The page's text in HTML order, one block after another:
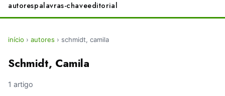
autorespalavras-chaveeditorial
início › autores › schmidt, camila
Schmidt, Camila
1 artigo